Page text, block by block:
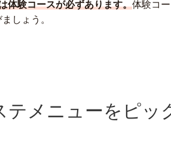
体験コースが必ずあります。体験コ
しょう。
メニューをピッ